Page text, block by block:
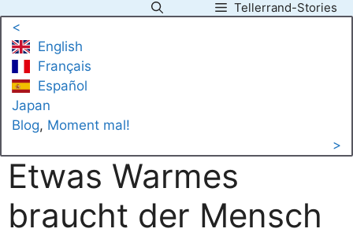
Inhalt
springen
Tellerrand-Stories
<
English
Français
Español
Japan
Blog, Moment mal!
>
Etwas Warmes
braucht der Mensch